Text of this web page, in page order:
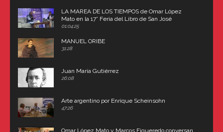
LA MAREA DE LOS TIEMPOS de Omar López
Mato en la 17° Feria del Libro de San José
(Uruguay)
01:04:25
MANUEL ORIBE
31:28
Juan María Gutiérrez
26:08
Arte argentino por Enrique Scheinsohn
47:26
Omar López Mato y Marcos Figueredo conversan